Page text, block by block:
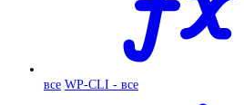
все WP-CLI - все